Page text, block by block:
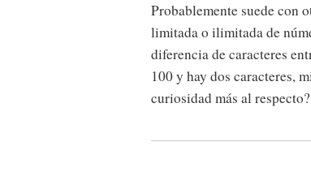
Probablemente suede con
limitada o ilimitada de
diferencia de caracteres
100 y hay dos caracteres,
curiosidad más al respecto?